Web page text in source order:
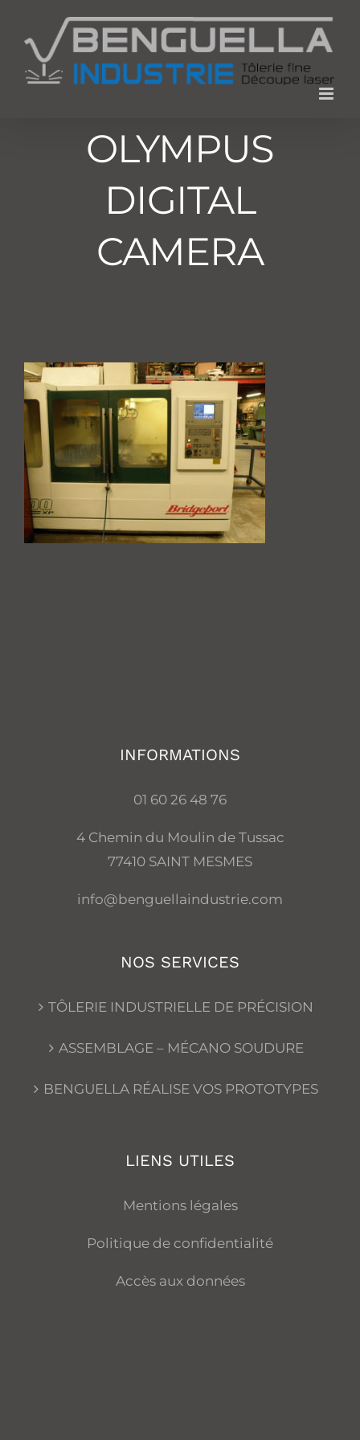
contenu
OLYMPUS
DIGITAL
CAMERA
INFORMATIONS
01 60 26 48 76
4 Chemin du Moulin de Tussac
77410 SAINT MESMES
info@benguellaindustrie.com
NOS SERVICES
TÔLERIE INDUSTRIELLE DE PRÉCISION
ASSEMBLAGE – MÉCANO SOUDURE
BENGUELLA RÉALISE VOS PROTOTYPES
LIENS UTILES
Mentions légales
Politique de confidentialité
Accès aux données